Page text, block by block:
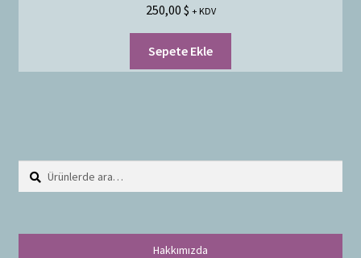
250,00 $ + KDV
Sepete Ekle
Ara:
Hakkımızda